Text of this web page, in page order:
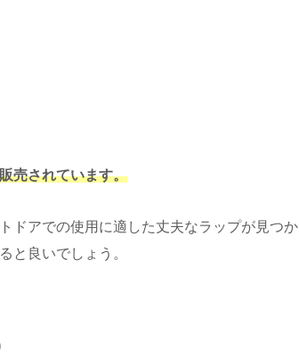
売されています。
ドアでの使用に適した丈夫なラップが見つか
と良いでしょう。